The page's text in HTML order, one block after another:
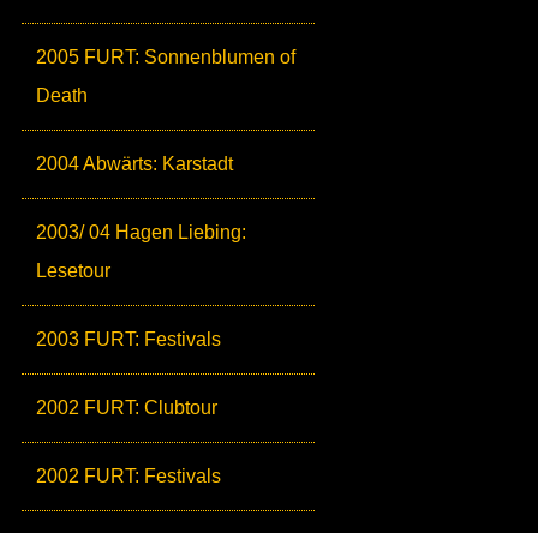
2005 FURT: Sonnenblumen of
Death
2004 Abwärts: Karstadt
2003/ 04 Hagen Liebing:
Lesetour
2003 FURT: Festivals
2002 FURT: Clubtour
2002 FURT: Festivals